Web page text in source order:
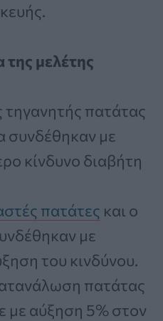
της μελέτης
τηγανητής πατάτας
συνδέθηκαν με
κίνδυνο διαβήτη
πατάτες και ο
με
του κινδύνου.
πατάτας
με αύξηση 5% στον